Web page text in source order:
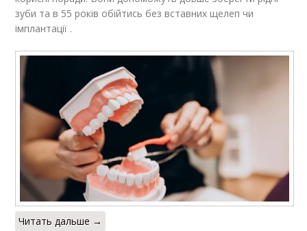
зуби та в 55 років обійтись без вставних щелеп чи
імплантації .
Читать дальше →